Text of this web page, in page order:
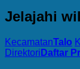
Jelajahi
KecamatanTalo
Direktori Daftar